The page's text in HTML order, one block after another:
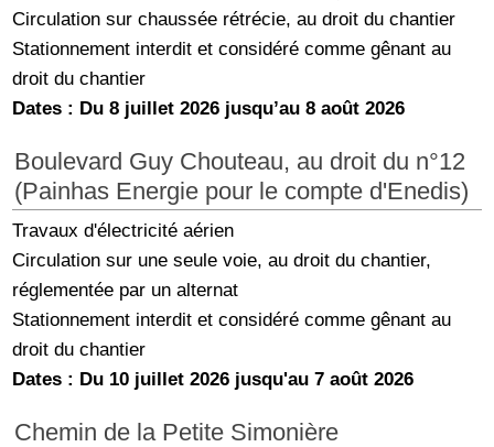
Circulation sur chaussée rétrécie, au droit du chantier
Stationnement interdit et considéré comme gênant au
droit du chantier
Dates : Du 8 juillet 2026 jusqu’au 8 août 2026
Boulevard Guy Chouteau, au droit du n°12
(Painhas Energie pour le compte d'Enedis)
Travaux d'électricité aérien
Circulation sur une seule voie, au droit du chantier,
réglementée par un alternat
Stationnement interdit et considéré comme gênant au
droit du chantier
Dates : Du 10 juillet 2026 jusqu'au 7 août 2026
Chemin de la Petite Simonière